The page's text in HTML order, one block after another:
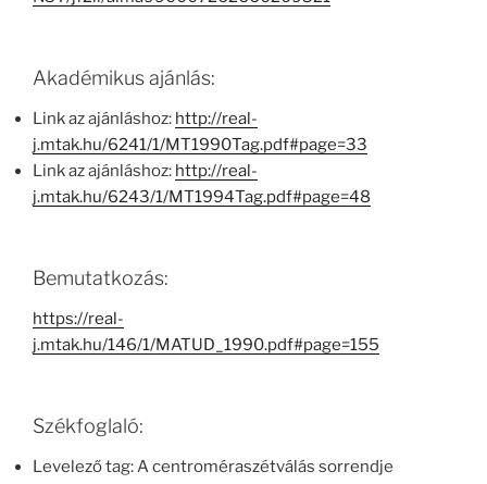
Akadémikus ajánlás:
Link az ajánláshoz: http://real-
j.mtak.hu/6241/1/MT1990Tag.pdf#page=33
Link az ajánláshoz: http://real-
j.mtak.hu/6243/1/MT1994Tag.pdf#page=48
Bemutatkozás:
https://real-
j.mtak.hu/146/1/MATUD_1990.pdf#page=155
Székfoglaló:
Levelező tag: A centroméraszétválás sorrendje